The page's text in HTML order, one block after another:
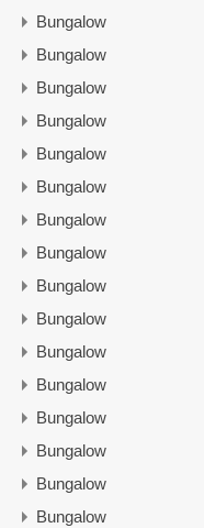
Bungalow
Bungalow
Bungalow
Bungalow
Bungalow
Bungalow
Bungalow
Bungalow
Bungalow
Bungalow
Bungalow
Bungalow
Bungalow
Bungalow
Bungalow
Bungalow